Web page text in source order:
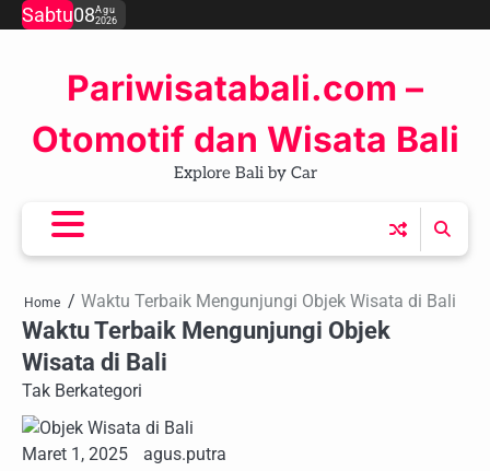
SkipSabtu08Agu
2026
Pariwisatabali.com –
Otomotif dan Wisata Bali
Explore Bali by Car
Home Waktu Terbaik Mengunjungi Objek Wisata di Bali
Waktu Terbaik Mengunjungi Objek
Wisata di Bali
Tak Berkategori
Maret 1, 2025 agus.putra